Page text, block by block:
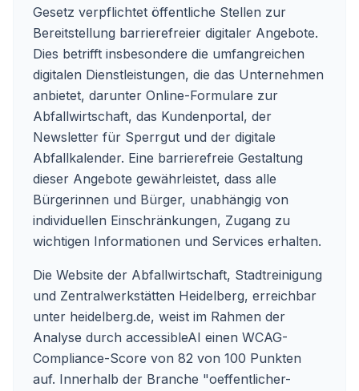
Gesetz verpflichtet öffentliche Stellen zur
Bereitstellung barrierefreier digitaler Angebote.
Dies betrifft insbesondere die umfangreichen
digitalen Dienstleistungen, die das Unternehmen
anbietet, darunter Online-Formulare zur
Abfallwirtschaft, das Kundenportal, der
Newsletter für Sperrgut und der digitale
Abfallkalender. Eine barrierefreie Gestaltung
dieser Angebote gewährleistet, dass alle
Bürgerinnen und Bürger, unabhängig von
individuellen Einschränkungen, Zugang zu
wichtigen Informationen und Services erhalten.
Die Website der Abfallwirtschaft, Stadtreinigung
und Zentralwerkstätten Heidelberg, erreichbar
unter heidelberg.de, weist im Rahmen der
Analyse durch accessibleAI einen WCAG-
Compliance-Score von 82 von 100 Punkten
auf. Innerhalb der Branche "oeffentlicher-